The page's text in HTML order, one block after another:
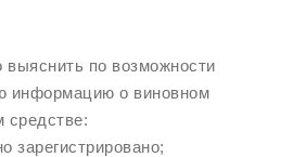
по возможности
информацию о виновном
средстве:
зарегистрировано;